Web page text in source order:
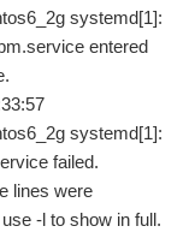
systemd[1]:
entered
systemd[1]:
failed.
lines were
-l to show in full.